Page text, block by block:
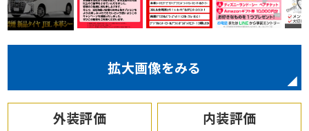
拡大画像をみる
外装評価 内装評価